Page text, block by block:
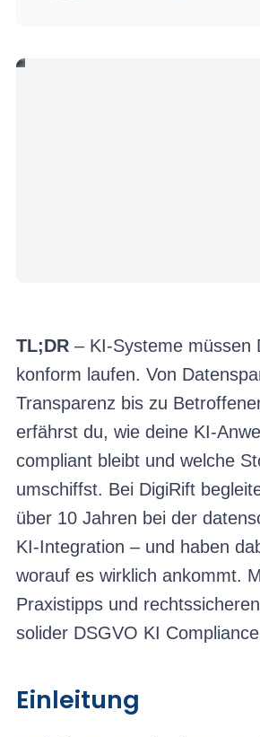
TL;DR – KI-Systeme müssen
konform laufen. Von
Transparenz bis zu
erfährst du, wie deine KI-
compliant bleibt und welche
umschiffst. Bei DigiRift
über 10 Jahren bei der
KI-Integration – und haben
worauf es wirklich ankommt.
Praxistipps und
solider DSGVO KI
Einleitung